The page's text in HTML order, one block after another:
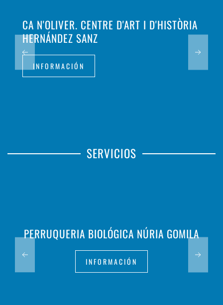
CA N'OLIVER. CENTRE D'ART I D'HISTÒRIA
HERNÁNDEZ SANZ
INFORMACIÓN
SERVICIOS
PERRUQUERIA BIOLÓGICA NÚRIA GOMILA
INFORMACIÓN